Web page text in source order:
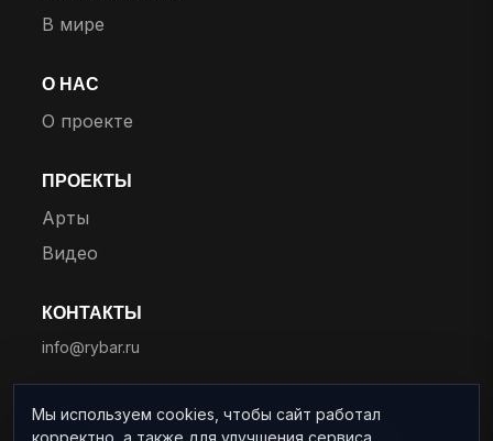
В мире
О НАС
О проекте
ПРОЕКТЫ
Арты
Видео
КОНТАКТЫ
info@rybar.ru
Мы используем cookies, чтобы сайт работал
корректно, а также для улучшения сервиса.